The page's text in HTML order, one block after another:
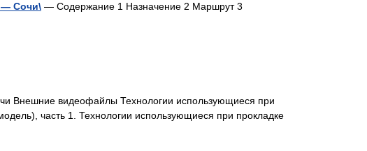
— Сочи\ — Содержание 1 Назначение 2 Маршрут 3
Внешние видеофайлы Технологии использующиеся при
часть 1. Технологии использующиеся при прокладке